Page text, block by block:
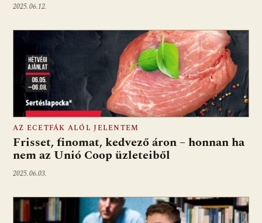
2025.06.12.
AZ ECETFÁK ALÓL JELENTEM
Frisset, finomat, kedvező áron – honnan ha
nem az Unió Coop üzleteiből
2025.06.03.